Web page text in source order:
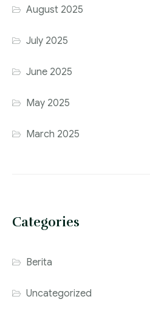
August 2025
July 2025
June 2025
May 2025
March 2025
Categories
Berita
Uncategorized